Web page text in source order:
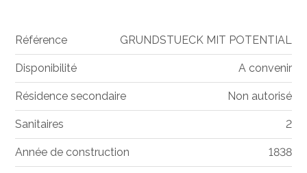
Référence GRUNDSTUECK MIT POTENTIAL
Disponibilité A convenir
Résidence secondaire Non autorisé
Sanitaires 2
Année de construction 1838